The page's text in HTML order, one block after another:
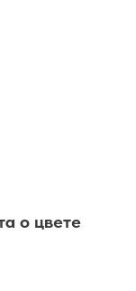
о цвете